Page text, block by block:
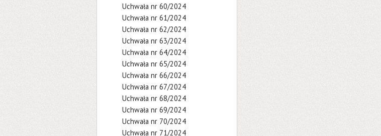
Uchwała nr 60/2024
Uchwała nr 61/2024
Uchwała nr 62/2024
Uchwała nr 63/2024
Uchwała nr 64/2024
Uchwała nr 65/2024
Uchwała nr 66/2024
Uchwała nr 67/2024
Uchwała nr 68/2024
Uchwała nr 69/2024
Uchwała nr 70/2024
Uchwała nr 71/2024